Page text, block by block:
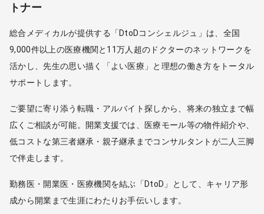
トナー
総合メディカルが提供する「DtoDコンシェルジュ」は、全国
9,000件以上の医療機関と11万人超のドクターのネットワークを
活かし、先生の思い描く「よい医療」と理想の働き方をトータル
サポートします。
ご要望に寄り添う転職・アルバイト探しから、将来の独立まで幅
広くご相談が可能。開業支援では、医療モール等の物件紹介や、
低コストな第三者継承・親子継承までコンサルタントが二人三脚
で伴走します。
勤務医・開業医・医療機関を結ぶ「DtoD」として、キャリア形
成から開業まで生涯にわたりお手伝いします。